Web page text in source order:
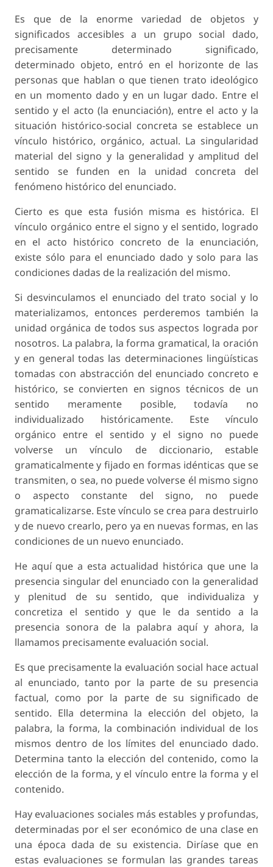
Es que de la enorme variedad de objetos y
significados accesibles a un grupo social dado,
precisamente determinado significado,
determinado objeto, entró en el horizonte de las
personas que hablan o que tienen trato ideológico
en un momento dado y en un lugar dado. Entre el
sentido y el acto (la enunciación), entre el acto y la
situación histórico-social concreta se establece un
vínculo histórico, orgánico, actual. La singularidad
material del signo y la generalidad y amplitud del
sentido se funden en la unidad concreta del
fenómeno histórico del enunciado.
Cierto es que esta fusión misma es histórica. El
vínculo orgánico entre el signo y el sentido, logrado
en el acto histórico concreto de la enunciación,
existe sólo para el enunciado dado y solo para las
condiciones dadas de la realización del mismo.
Si desvinculamos el enunciado del trato social y lo
materializamos, entonces perderemos también la
unidad orgánica de todos sus aspectos lograda por
nosotros. La palabra, la forma gramatical, la oración
y en general todas las determinaciones lingüísticas
tomadas con abstracción del enunciado concreto e
histórico, se convierten en signos técnicos de un
sentido meramente posible, todavía no
individualizado históricamente. Este vínculo
orgánico entre el sentido y el signo no puede
volverse un vínculo de diccionario, estable
gramaticalmente y fijado en formas idénticas que se
transmiten, o sea, no puede volverse él mismo signo
o aspecto constante del signo, no puede
gramaticalizarse. Este vínculo se crea para destruirlo
y de nuevo crearlo, pero ya en nuevas formas, en las
condiciones de un nuevo enunciado.
He aquí que a esta actualidad histórica que une la
presencia singular del enunciado con la generalidad
y plenitud de su sentido, que individualiza y
concretiza el sentido y que le da sentido a la
presencia sonora de la palabra aquí y ahora, la
llamamos precisamente evaluación social.
Es que precisamente la evaluación social hace actual
al enunciado, tanto por la parte de su presencia
factual, como por la parte de su significado de
sentido. Ella determina la elección del objeto, la
palabra, la forma, la combinación individual de los
mismos dentro de los límites del enunciado dado.
Determina tanto la elección del contenido, como la
elección de la forma, y el vínculo entre la forma y el
contenido.
Hay evaluaciones sociales más estables y profundas,
determinadas por el ser económico de una clase en
una época dada de su existencia. Diríase que en
estas evaluaciones se formulan las grandes tareas